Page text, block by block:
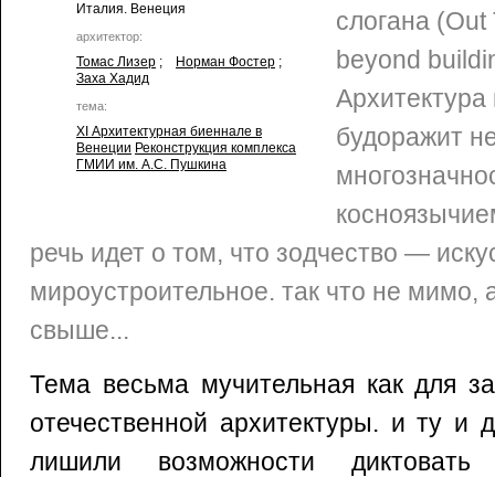
Италия. Венеция
архитектор:
Томас Лизер ; Норман Фостер ;
Заха Хадид
тема:
XI Архитектурная биеннале в
Венеции Реконструкция комплекса
ГМИИ им. А.С. Пушкина
слогана
beyond
будоражит
речь идет о том, что зодчество —
мироустроительное. так что не
свыше...
Тема весьма мучительная как для
отечественной архитектуры. и ту и
лишили возможности